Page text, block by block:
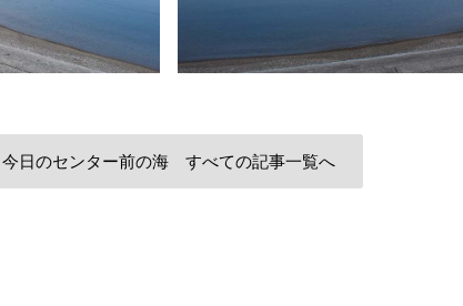
今日のセンター前の海 すべての記事一覧へ